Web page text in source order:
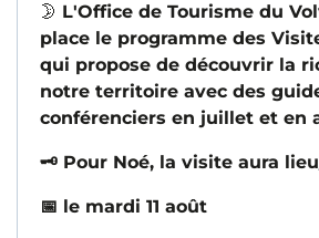
🌛 L'Office de Tourisme du
place le programme des
qui propose de découvrir la
notre territoire avec des
conférenciers en juillet et en
🗝️ Pour Noé, la visite aura
📅 le mardi 11 août